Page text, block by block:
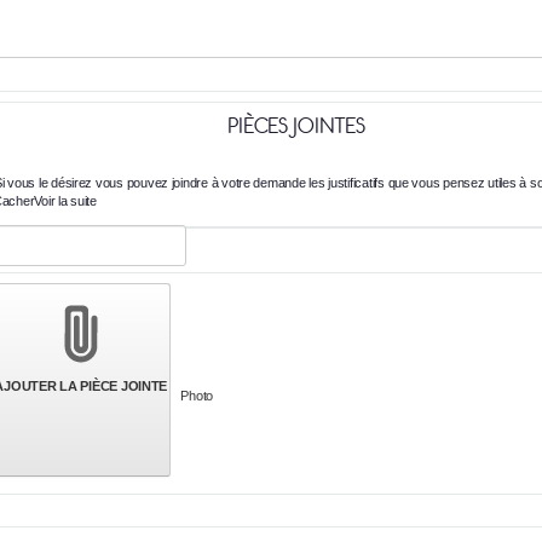
PIÈCES JOINTES
vous le désirez vous pouvez joindre à votre demande les justificatifs que vous pensez utiles à
Voir la suite
LA PIÈCE JOINTE
Photo